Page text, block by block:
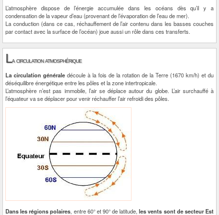
L’atmosphère dispose de l’énergie accumulée dans les océans dès qu’il y a
condensation de la vapeur d’eau (provenant de l’évaporation de l’eau de mer).
La conduction (dans ce cas, réchauffement de l’air contenu dans les basses couches
par contact avec la surface de l’océan) joue aussi un rôle dans ces transferts.
La circulation atmosphérique
La circulation générale découle à la fois de la rotation de la Terre (1670 km/h) et du
déséquilibre énergétique entre les pôles et la zone intertropicale.
L’atmosphère n’est pas immobile, l’air se déplace autour du globe. L’air surchauffé à
l’équateur va se déplacer pour venir réchauffer l’air refroidi des pôles.
Dans les régions polaires, entre 60° et 90° de latitude,les vents sont de secteur Est